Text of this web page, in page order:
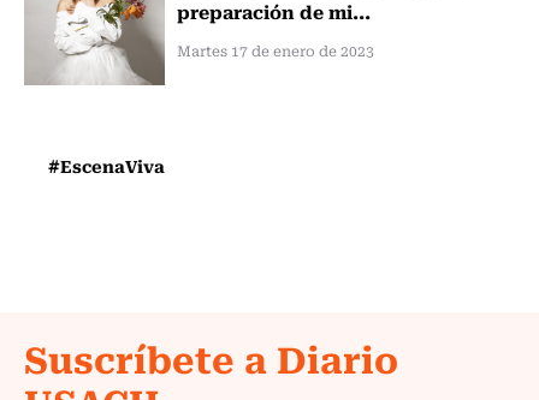
preparación de mi...
Martes 17 de enero de 2023
#EscenaViva